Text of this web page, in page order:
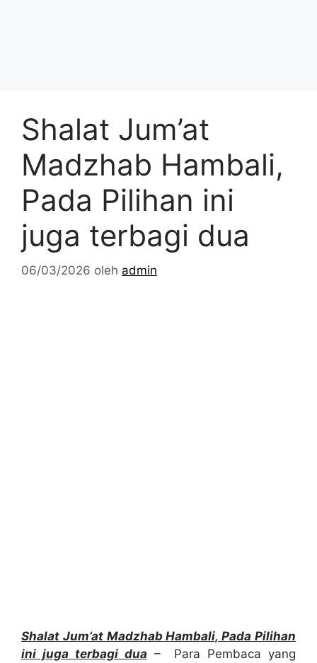
Shalat Jum’at
Madzhab Hambali,
Pada Pilihan ini
juga terbagi dua
06/03/2026 oleh admin
Shalat Jum’at Madzhab Hambali, Pada Pilihan
ini juga terbagi dua– Para Pembaca yang